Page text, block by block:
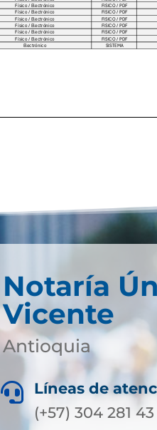
Notaría
Vicente
Antioquia

Líneas de
(+57) 304 281